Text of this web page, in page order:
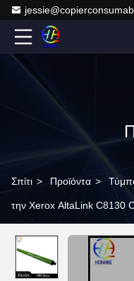
Σπίτι > Προϊόντα >
την Xerox AltaLink C8130